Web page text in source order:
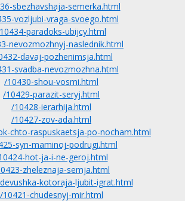
sbezhavshaja-semerka.html
vozljubi-vraga-svoego.html
paradoks-ubijcy.html
nevozmozhnyj-naslednik.html
davaj-pozhenimsja.html
svadba-nevozmozhna.html
/10430-shou-vosmi.html
/10429-parazit-seryj.html
/10428-ierarhija.html
/10427-zov-ada.html
chto-raspuskaetsja-po-nocham.html
syn-maminoj-podrugi.html
hot-ja-i-ne-geroj.html
zheleznaja-semja.html
kotoraja-ljubit-igrat.html
/10421-chudesnyj-mir.html